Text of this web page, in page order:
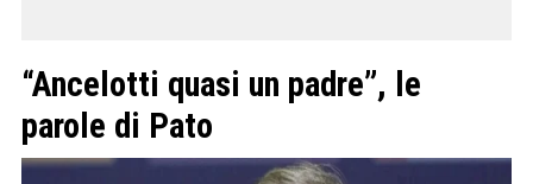
“Ancelotti quasi un padre”, le
parole di Pato